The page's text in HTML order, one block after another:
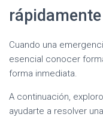
rápidamente
Cuando una
esencial conocer
forma inmediata.
A continuación,
ayudarte a resolver